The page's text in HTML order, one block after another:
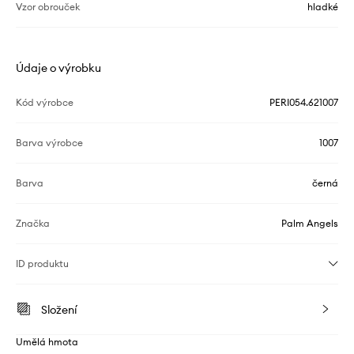
Vzor obrouček hladké
Údaje o výrobku
Kód výrobce PERI054.621007
Barva výrobce 1007
Barva černá
Značka Palm Angels
ID produktu
Složení
Umělá hmota